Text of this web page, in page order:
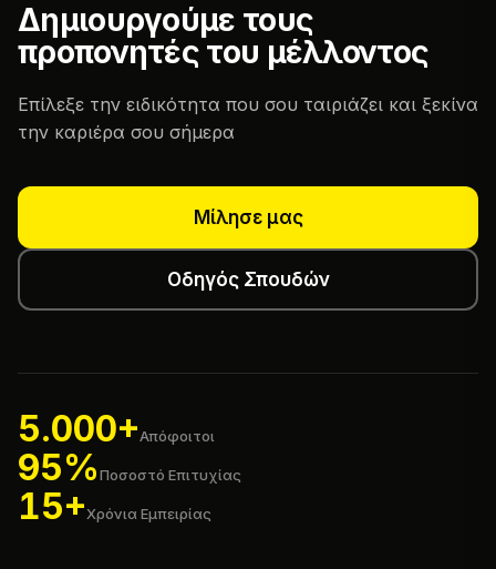
Δημιουργούμε τους
προπονητές του μέλλοντος
Επίλεξε την ειδικότητα που σου ταιριάζει και ξεκίνα
την καριέρα σου σήμερα
Μίλησε μας
Οδηγός Σπουδών
5.000+Απόφοιτοι
95%Ποσοστό Επιτυχίας
15+Χρόνια Εμπειρίας